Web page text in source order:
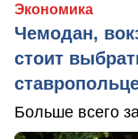
Экономика
Чемодан,
стоит
Больше всего